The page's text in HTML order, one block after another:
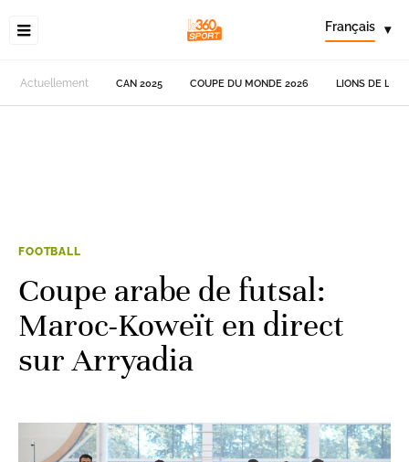
Français ▾
Actuellement CAN 2025 COUPE DU MONDE 2026 LIONS DE
FOOTBALL
Coupe arabe de futsal:
Maroc-Koweït en direct
sur Arryadia